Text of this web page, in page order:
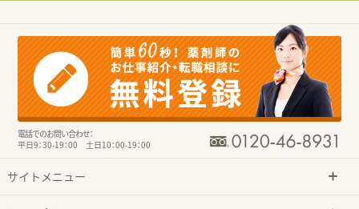
電話でのお問い合わせ：
平日9：30-19：00 土日10：00-19：00
サイトメニュー